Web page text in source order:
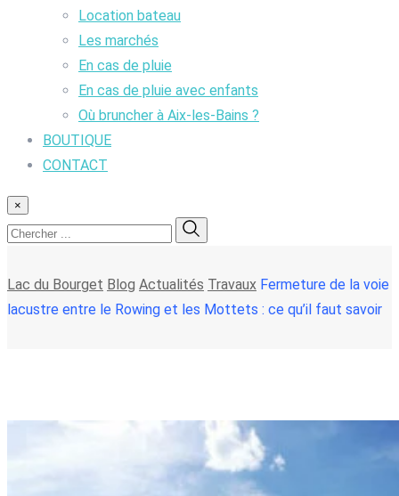
Location bateau
Les marchés
En cas de pluie
En cas de pluie avec enfants
Où bruncher à Aix-les-Bains ?
BOUTIQUE
CONTACT
×
Lac du Bourget Blog Actualités Travaux Fermeture de la voie
lacustre entre le Rowing et les Mottets : ce qu’il faut savoir